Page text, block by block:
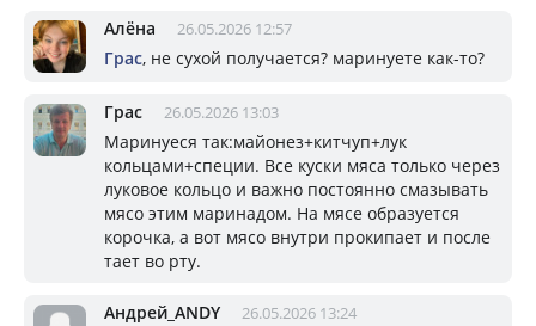
Алёна 26.05.2026 12:57
Грас, не сухой получается? маринуете как-то?
Грас 26.05.2026 13:03
Маринуеся так:майонез+китчуп+лук
кольцами+специи. Все куски мяса только через
луковое кольцо и важно постоянно смазывать
мясо этим маринадом. На мясе образуется
корочка, а вот мясо внутри прокипает и после
тает во рту.
Андрей_ANDY 26.05.2026 13:24